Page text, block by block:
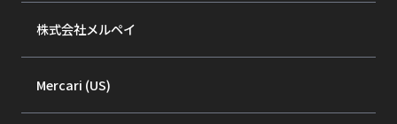
株式会社メルペイ
Mercari (US)